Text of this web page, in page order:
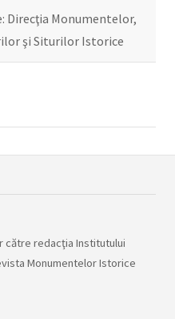
Direcţia Monumentelor,
şi Siturilor Istorice
către redacţia Institutului
Monumentelor Istorice